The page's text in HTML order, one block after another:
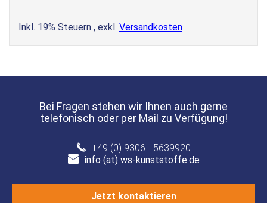
Inkl. 19% Steuern , exkl. Versandkosten
Bei Fragen stehen wir Ihnen auch gerne
telefonisch oder per Mail zu Verfügung!
+49 (0) 9306 - 5639920
info (at) ws-kunststoffe.de
Jetzt kontaktieren